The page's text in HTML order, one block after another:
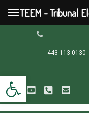
Abrir barra de herramientas
contenido
443 113 0130
TEEM - Tribunal